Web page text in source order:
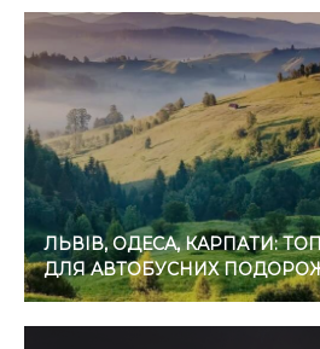
ЛЬВІВ, ОДЕСА, КАРПАТИ:
ДЛЯ АВТОБУСНИХ